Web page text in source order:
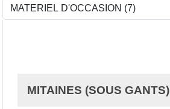
MITAINES (SOUS GANTS)